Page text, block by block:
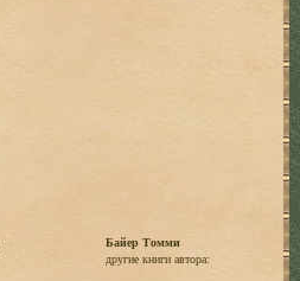
Байер Томми
другие книги автора: